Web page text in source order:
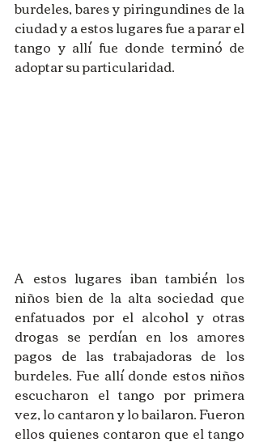
burdeles, bares y piringundines de la
ciudad y a estos lugares fue a parar el
tango y allí fue donde terminó de
adoptar su particularidad.
A estos lugares iban también los
niños bien de la alta sociedad que
enfatuados por el alcohol y otras
drogas se perdían en los amores
pagos de las trabajadoras de los
burdeles. Fue allí donde estos niños
escucharon el tango por primera
vez, lo cantaron y lo bailaron. Fueron
ellos quienes contaron que el tango